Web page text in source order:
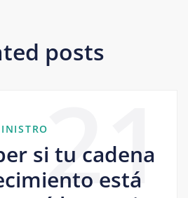
posts
21
si tu cadena
está